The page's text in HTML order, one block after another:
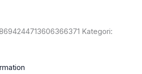
8694244713606366371 Kategori: